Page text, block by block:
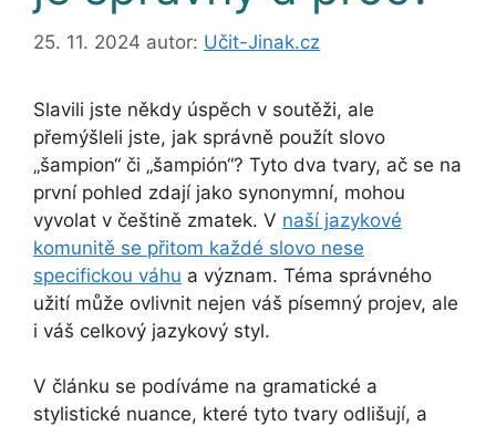
25. 11. 2024 autor: Učit-Jinak.cz
Slavili jste někdy úspěch v soutěži, ale
přemýšleli jste, jak správně použít slovo
„šampion“ či „šampión“? Tyto dva tvary, ač se na
první pohled zdají jako synonymní, mohou
vyvolat v češtině zmatek. V naší jazykové
komunitě se přitom každé slovo nese
specifickou váhu a význam. Téma správného
užití může ovlivnit nejen váš písemný projev, ale
i váš celkový jazykový styl.
V článku se podíváme na gramatické a
stylistické nuance, které tyto tvary odlišují, a